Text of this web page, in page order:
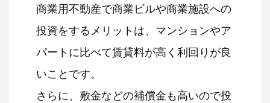
商業用不動産で商業ビルや商業施設への
投資をするメリットは、マンションやア
パートに比べて賃貸料が高く利回りが良
いことです。
さらに、敷金などの補償金も高いので投